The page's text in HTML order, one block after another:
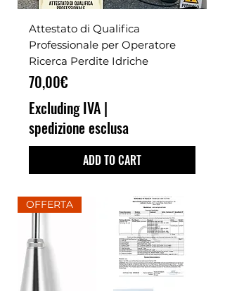
Attestato di Qualifica
Professionale per Operatore
Ricerca Perdite Idriche
Price
70,00€
Excluding IVA |
spedizione esclusa
ADD TO CART
OFFERTA